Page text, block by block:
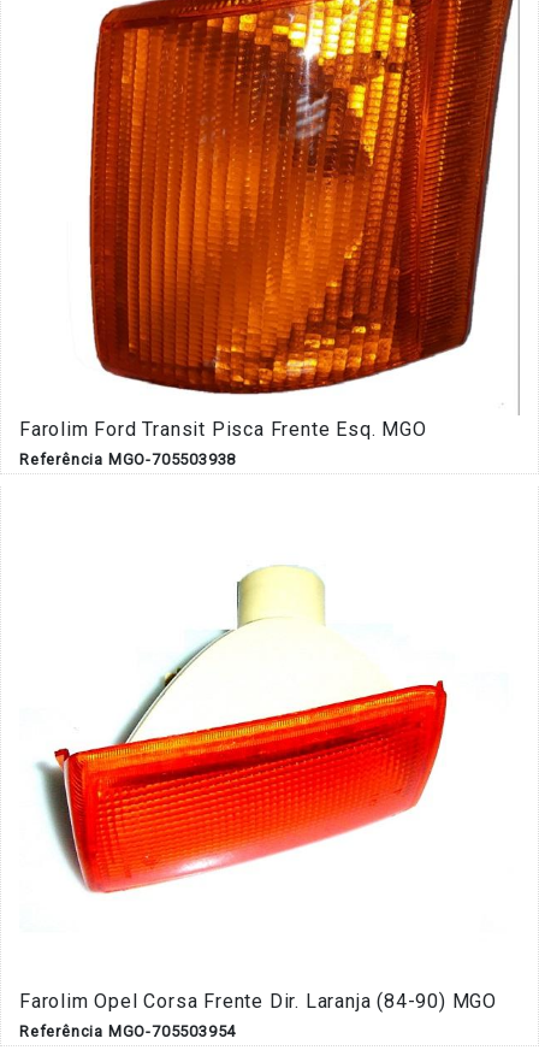
Farolim Ford Transit Pisca Frente Esq. MGO
Referência MGO-705503938
Farolim Opel Corsa Frente Dir. Laranja (84-90) MGO
Referência MGO-705503954